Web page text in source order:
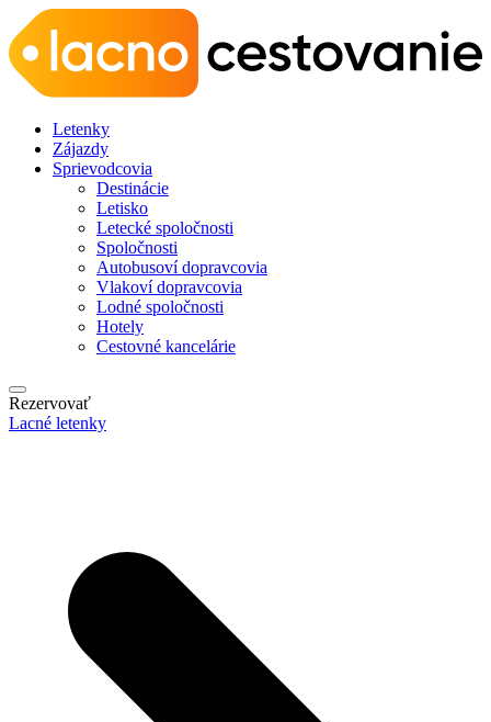
Letenky
Zájazdy
Sprievodcovia
Destinácie
Letisko
Letecké spoločnosti
Spoločnosti
Autobusoví dopravcovia
Vlakoví dopravcovia
Lodné spoločnosti
Hotely
Cestovné kancelárie
Rezervovať
Lacné letenky